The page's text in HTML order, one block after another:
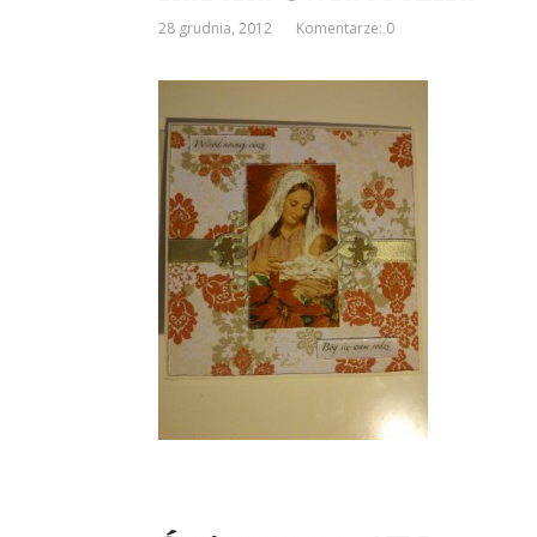
28 grudnia, 2012 Komentarze: 0